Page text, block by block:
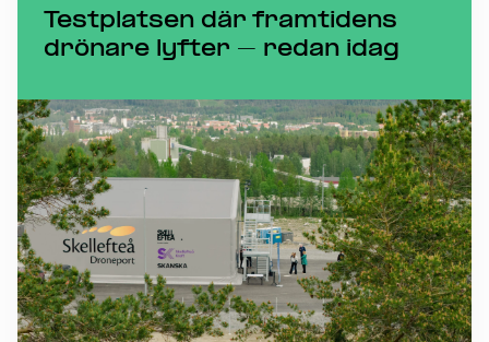
Testplatsen där framtidens
drönare lyfter – redan idag